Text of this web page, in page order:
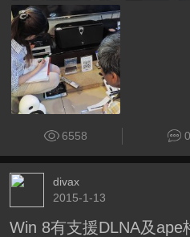
6558 0
divax
2015-1-13
Win 8有支援DLNA及ape